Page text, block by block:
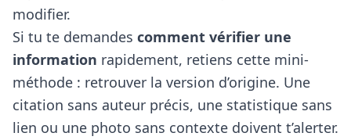
modifier.
Si tu te demandes comment vérifier une
information rapidement, retiens cette mini-
méthode : retrouver la version d’origine. Une
citation sans auteur précis, une statistique sans
lien ou une photo sans contexte doivent t’alerter.